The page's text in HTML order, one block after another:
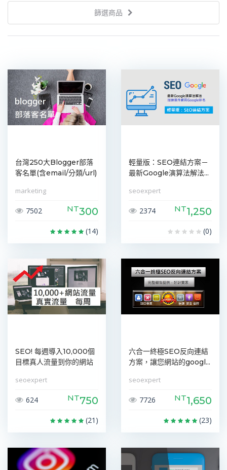
篩選商品
台灣250大Blogger部落
客名單(含email/分類/url)
marketing
7502 NT300
(14)
輕量版：SEO連結方案－
最新Google演算法解法...
seoexpert
2374 NT1,250
(0)
SEO! 每週導入10,000個
目標真人流量到你的網站
seoexpert
624 NT750
(21)
六合一終極SEO反向連結
方案，讓您網站的googl...
seoexpert
7726 NT1,650
(23)